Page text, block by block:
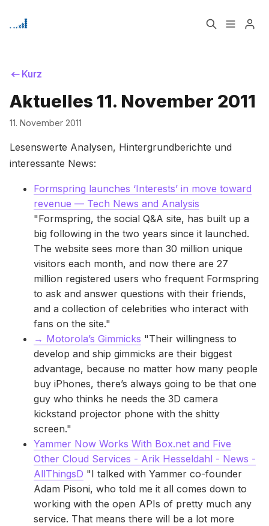
Home
Kurz
Aktuelles 11. November 2011
11. November 2011
Lesenswerte Analysen, Hintergrundberichte und
interessante News:
Formspring launches ‘Interests’ in move toward
revenue — Tech News and Analysis
"Formspring, the social Q&A site, has built up a
big following in the two years since it launched.
The website sees more than 30 million unique
visitors each month, and now there are 27
million registered users who frequent Formspring
to ask and answer questions with their friends,
and a collection of celebrities who interact with
fans on the site."
→ Motorola’s Gimmicks "Their willingness to
develop and ship gimmicks are their biggest
advantage, because no matter how many people
buy iPhones, there’s always going to be that one
guy who thinks he needs the 3D camera
kickstand projector phone with the shitty
screen."
Yammer Now Works With Box.net and Five
Other Cloud Services - Arik Hesseldahl - News -
AllThingsD "I talked with Yammer co-founder
Adam Pisoni, who told me it all comes down to
working with the open APIs of pretty much any
service. That means there will be a lot more